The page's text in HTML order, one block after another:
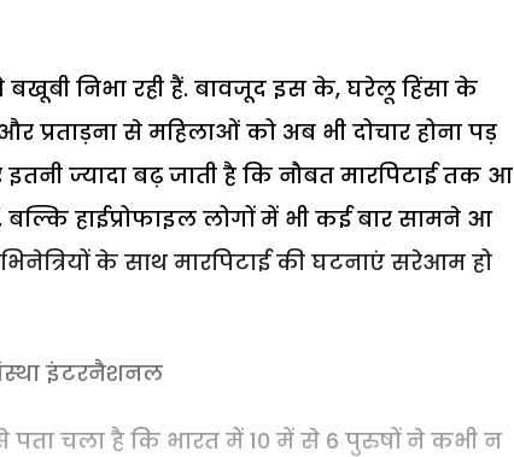
बखूबी निभा रही हैं. बावजूद इस के, घरेलू हिंसा के
प्रताड़ना से महिलाओं को अब भी दोचार होना पड़
ज्यादा बढ़ जाती है कि नौबत मारपिटाई तक आ
हाईप्रोफाइल लोगों में भी कई बार सामने आ
के साथ मारपिटाई की घटनाएं सरेआम हो
इंटरनैशनल
चला है कि भारत में 10 में से 6 पुरुषों ने कभी न